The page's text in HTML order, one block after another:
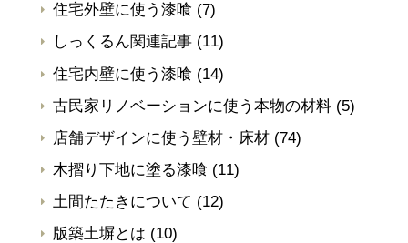
住宅外壁に使う漆喰 (7)
しっくるん関連記事 (11)
住宅内壁に使う漆喰 (14)
古民家リノベーションに使う本物の材料 (5)
店舗デザインに使う壁材・床材 (74)
木摺り下地に塗る漆喰 (11)
土間たたきについて (12)
版築土塀とは (10)